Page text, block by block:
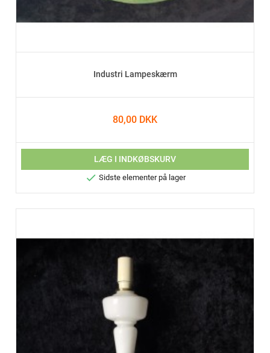
Industri Lampeskærm
80,00 DKK
LÆG I INDKØBSKURV
 Sidste elementer på lager